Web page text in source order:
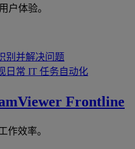
户体验。
别并解决问题
日常 IT 任务自动化
Frontline
作效率。